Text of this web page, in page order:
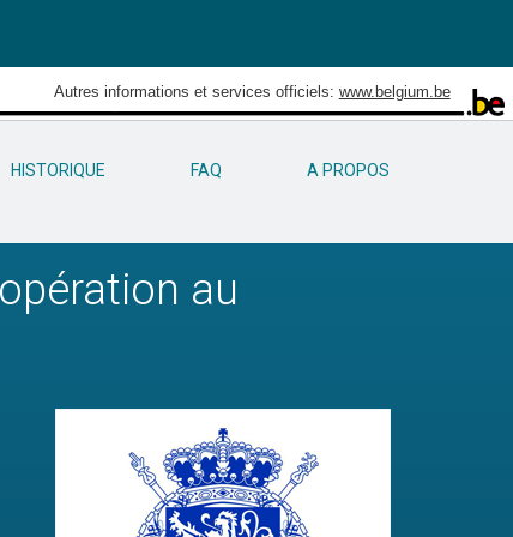
Autres informations et services officiels: www.belgium.be
HISTORIQUE FAQ A PROPOS
au